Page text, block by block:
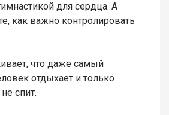
для сердца. А
как важно контролировать
что даже самый
отдыхает и только
спит.